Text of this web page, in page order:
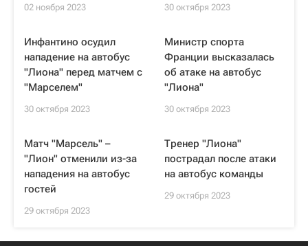
02 ноября 2023 30 октября 2023
Инфантино осудил
нападение на автобус
"Лиона" перед матчем с
"Марселем"
30 октября 2023
Министр спорта
Франции высказалась
об атаке на автобус
"Лиона"
30 октября 2023
Матч "Марсель" –
"Лион" отменили из-за
нападения на автобус
гостей
29 октября 2023
Тренер "Лиона"
пострадал после атаки
на автобус команды
29 октября 2023